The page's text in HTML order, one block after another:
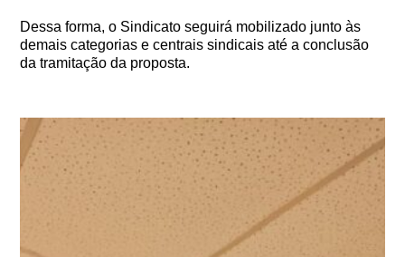
Dessa forma, o Sindicato seguirá mobilizado junto às
demais categorias e centrais sindicais até a conclusão
da tramitação da proposta.